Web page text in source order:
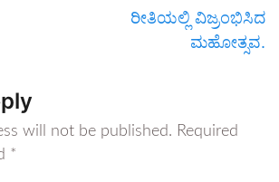
ರೀತಿಯಲ್ಲಿ ವಿಜ್ರಂಭಿಸಿದ
ಮಹೋತ್ಸವ.
will not be published. Required
*